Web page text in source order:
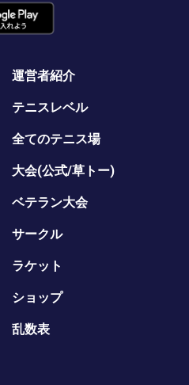
運営者紹介
テニスレベル
全てのテニス場
大会(公式/草トー)
ベテラン大会
サークル
ラケット
ショップ
乱数表